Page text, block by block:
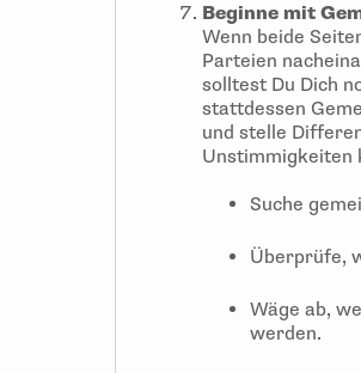
Beginne mit
Wenn beide
Parteien
solltest Du Dich
stattdessen
und stelle
Unstimmigkeiten
Suche
Überprüfe,
Wäge ab,
werden.